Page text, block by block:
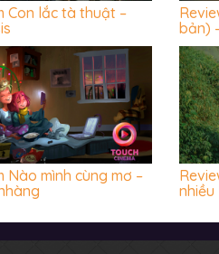
Con lắc tà thuật –
bản)
hãi
Nào mình cùng mơ –
nhiều